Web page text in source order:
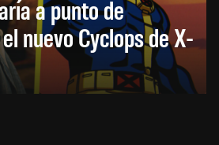
a punto de
nuevo Cyclops de X-